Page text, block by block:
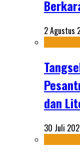
2 Agustus
dan
30 Juli